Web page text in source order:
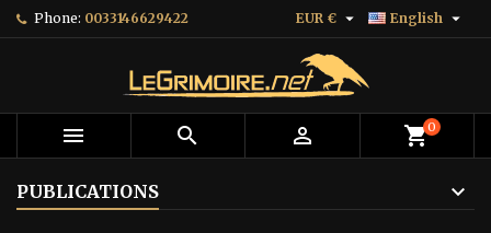
Phone: 0033146629422 English 
EUR € 
   shopping_cart0
PUBLICATIONS